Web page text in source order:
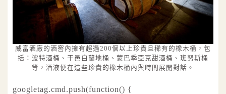
威富酒廠的酒窖內擁有超過200個以上珍貴且稀有的橡木桶，包
括：波特酒桶、干邑白蘭地桶、蒙巴季亞克甜酒桶、班努斯桶
等，酒液便在這些珍貴的橡木桶內與時間展開對話。
googletag.cmd.push(function() {